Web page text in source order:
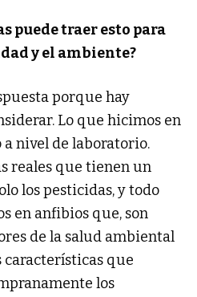
puede traer esto para
y el ambiente?
porque hay
Lo que hicimos en
nivel de laboratorio.
reales que tienen un
los pesticidas, y todo
en anfibios que, son
de la salud ambiental
que
los